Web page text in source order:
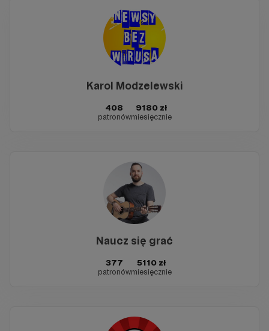
Karol Modzelewski
408
patronów
9180 zł
miesięcznie
Naucz się grać
377
patronów
5110 zł
miesięcznie